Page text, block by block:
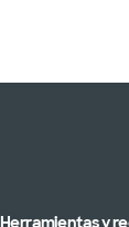
Herramientas y